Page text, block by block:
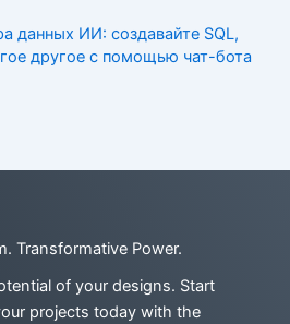
данных ИИ: создавайте SQL,
другое с помощью чат-бота
Transformative Power.
of your designs. Start
projects today with the